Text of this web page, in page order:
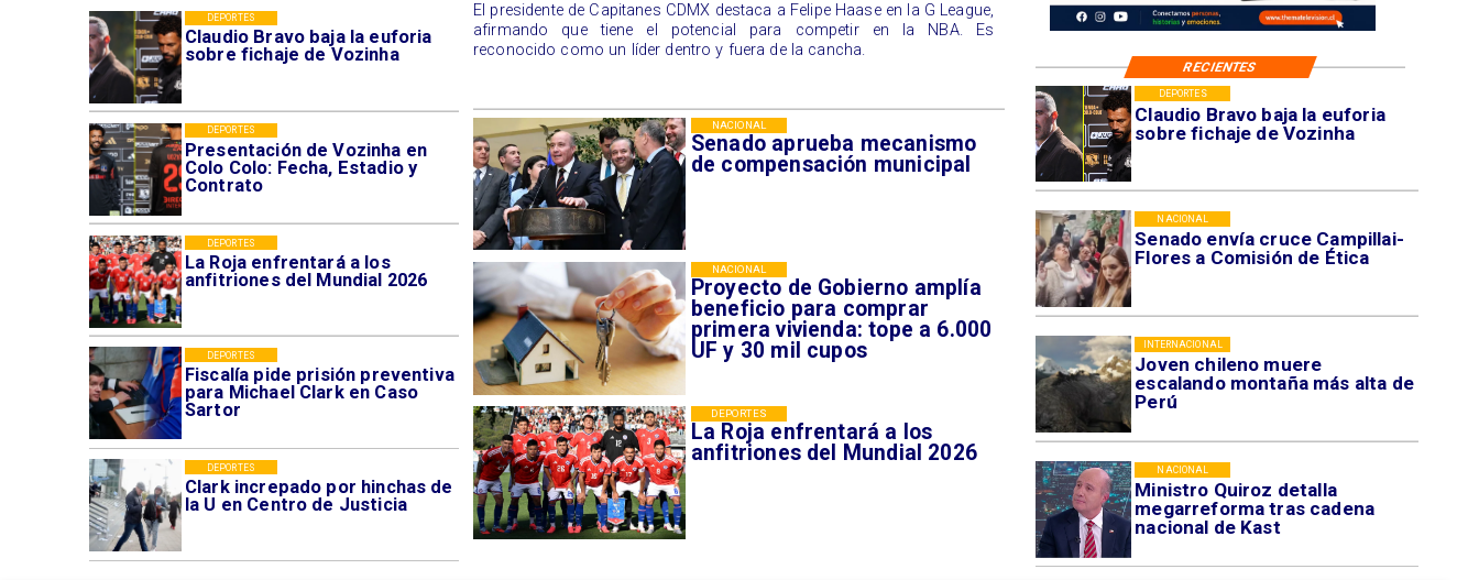
Claudio Bravo baja la euforia
sobre fichaje de Vozinha
DEPORTES
Senado envía cruce Campillai-
Flores a Comisión de Ética
NACIONAL
Joven chileno muere
escalando montaña más alta de
Perú
INTERNACIONAL
Ministro Quiroz detalla
megarreforma tras cadena
nacional de Kast
NACIONAL
Claudio Bravo baja la euforia
sobre fichaje de Vozinha
DEPORTES
Presentación de Vozinha en
Colo Colo: Fecha, Estadio y
Contrato
DEPORTES
La Roja enfrentará a los
anfitriones del Mundial 2026
DEPORTES
Fiscalía pide prisión preventiva
para Michael Clark en Caso
Sartor
DEPORTES
Clark increpado por hinchas de
la U en Centro de Justicia
DEPORTES
Senado aprueba mecanismo
de compensación municipal
NACIONAL
Proyecto de Gobierno amplía
beneficio para comprar
primera vivienda: tope a 6.000
UF y 30 mil cupos
NACIONAL
La Roja enfrentará a los
anfitriones del Mundial 2026
DEPORTES
El presidente de Capitanes CDMX destaca a Felipe Haase en la G League,
afirmando que tiene el potencial para competir en la NBA. Es
reconocido como un líder dentro y fuera de la cancha.
RECIENTES